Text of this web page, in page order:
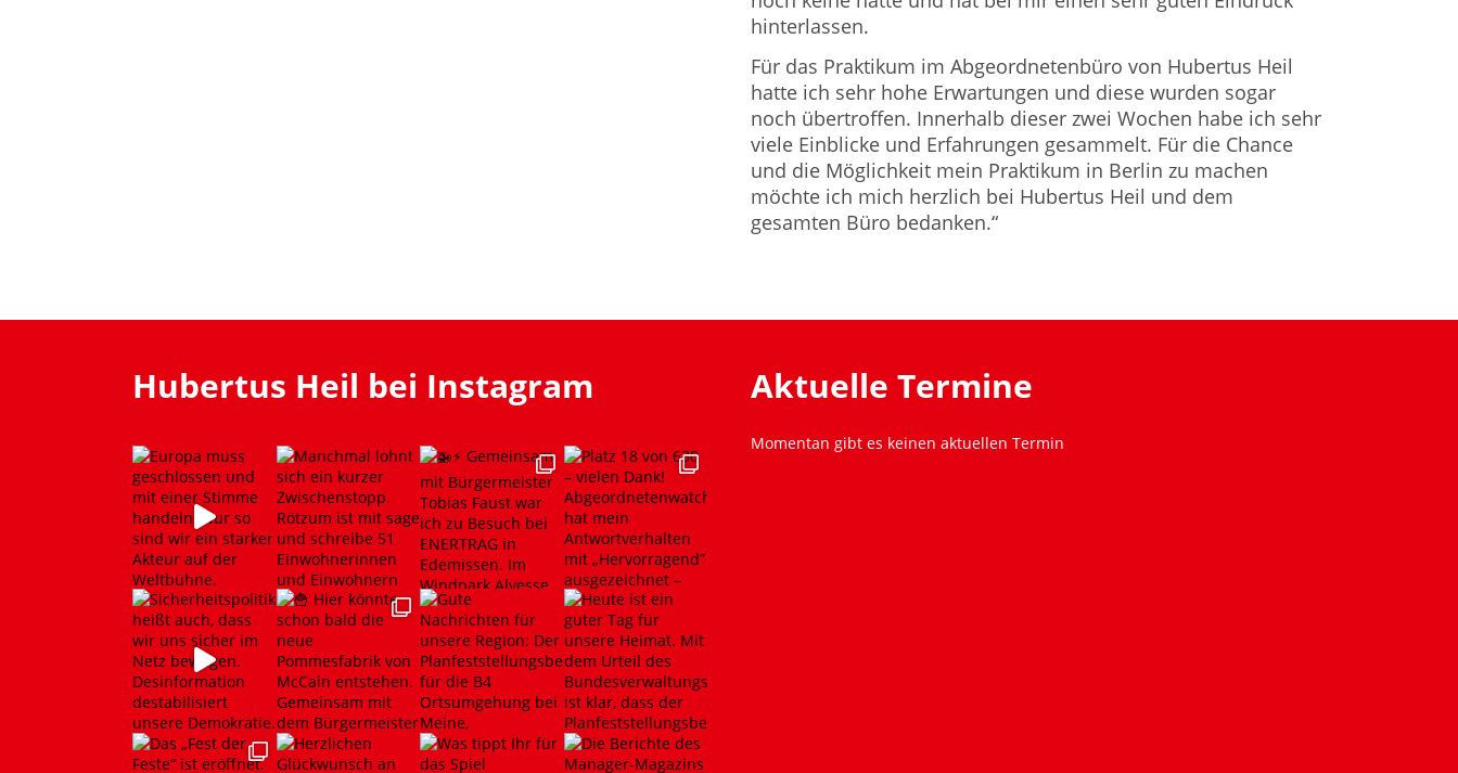
hinterlassen.
Für das Praktikum im Abgeordnetenbüro von Hubertus Heil
hatte ich sehr hohe Erwartungen und diese wurden sogar
noch übertroffen. Innerhalb dieser zwei Wochen habe ich sehr
viele Einblicke und Erfahrungen gesammelt. Für die Chance
und die Möglichkeit mein Praktikum in Berlin zu machen
möchte ich mich herzlich bei Hubertus Heil und dem
gesamten Büro bedanken.“
Hubertus Heil bei Instagram Aktuelle Termine
Momentan gibt es keinen aktuellen Termin